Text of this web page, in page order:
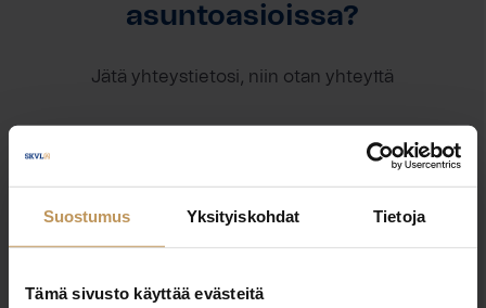
Suostumus Yksityiskohdat Tietoja
Tämä sivusto käyttää evästeitä
asuntoasioissa?
Jätä yhteystietosi, niin otan yhteyttä
0505551278